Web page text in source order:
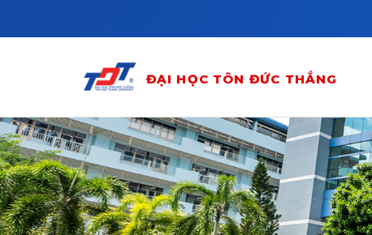
ĐẠI HỌC TÔN ĐỨC THẮNG